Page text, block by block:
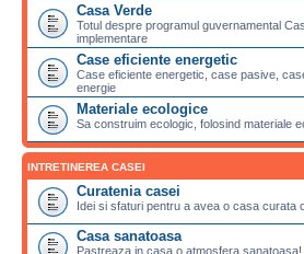
Casa Verde
Totul despre programul guvernamental
implementare
Case eficiente energetic
Case eficiente energetic, case pasive,
energie
Materiale ecologice
Sa construim ecologic, folosind materiale
INTRETINEREA CASEI
Curatenia casei
Idei si sfaturi pentru a avea o casa curata
Casa sanatoasa
Pastreaza in casa o atmosfera sanatoasa!